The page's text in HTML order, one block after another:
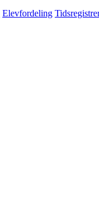
Elevfordeling